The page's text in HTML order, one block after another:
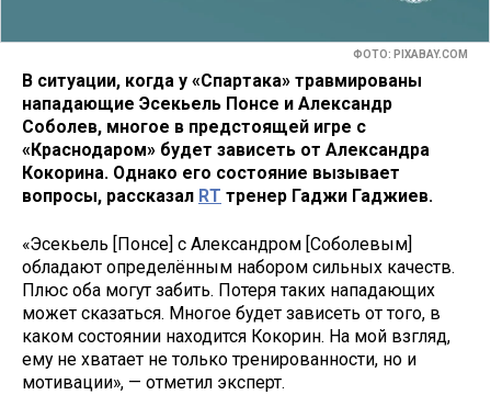
ФОТО: PIXABAY.COM
В ситуации, когда у «Спартака» травмированы
нападающие Эсекьель Понсе и Александр
Соболев, многое в предстоящей игре с
«Краснодаром» будет зависеть от Александра
Кокорина. Однако его состояние вызывает
вопросы, рассказал RT тренер Гаджи Гаджиев.
«Эсекьель [Понсе] с Александром [Соболевым]
обладают определённым набором сильных качеств.
Плюс оба могут забить. Потеря таких нападающих
может сказаться. Многое будет зависеть от того, в
каком состоянии находится Кокорин. На мой взгляд,
ему не хватает не только тренированности, но и
мотивации», — отметил эксперт.